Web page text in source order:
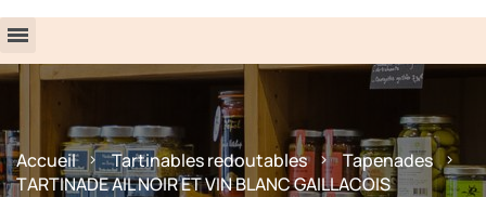
Accueil Tartinables redoutables
Tapenades
TARTINADE AIL NOIR ET VIN BLANC GAILLACOIS